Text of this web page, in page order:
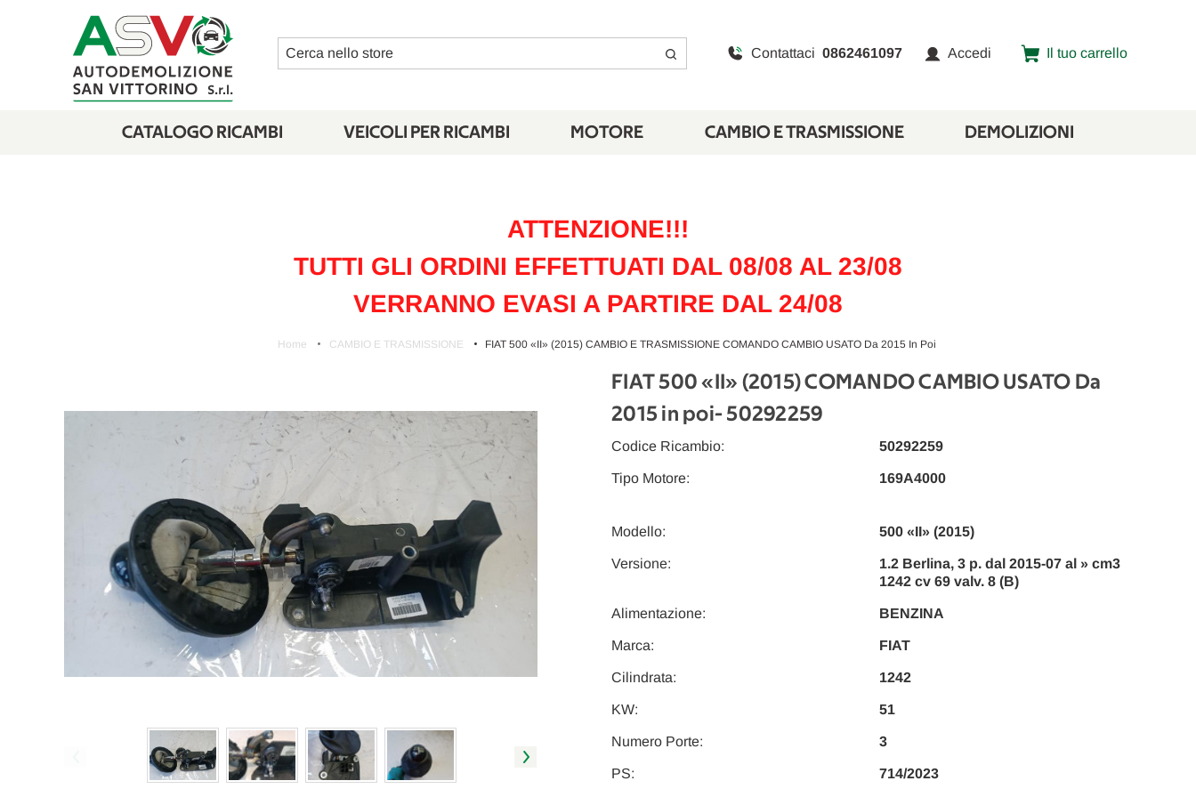
Cerca Contattaci 0862461097 Accedi Il tuo carrello
CATALOGO RICAMBI VEICOLI PER RICAMBI MOTORE CAMBIO E TRASMISSIONE DEMOLIZIONI
ATTENZIONE!!!
TUTTI GLI ORDINI EFFETTUATI DAL 08/08 AL 23/08
VERRANNO EVASI A PARTIRE DAL 24/08
Home CAMBIO E TRASMISSIONE FIAT 500 «II» (2015) CAMBIO E TRASMISSIONE COMANDO CAMBIO USATO Da 2015 In Poi
FIAT 500 «II» (2015) COMANDO CAMBIO USATO Da
2015 in poi- 50292259
Modello: 500 «II» (2015)
Versione:
1.2 Berlina, 3 p. dal 2015-07 al » cm3
1242 cv 69 valv. 8 (B)
Codice Ricambio: 50292259
Cilindrata: 1242
Alimentazione: BENZINA
Tipo Motore: 169A4000
Marca: FIAT
KW: 51
Numero Porte: 3
PS: 714/2023